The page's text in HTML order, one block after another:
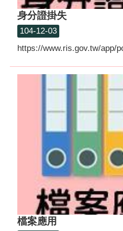
身分證掛失
104-12-03
https://www.ris.gov.tw/app/
檔案應用